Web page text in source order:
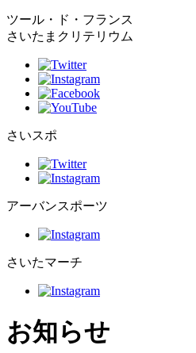
ツール・ド・フランス
さいたまクリテリウム
さいスポ
アーバンスポーツ
さいたマーチ
お知らせ